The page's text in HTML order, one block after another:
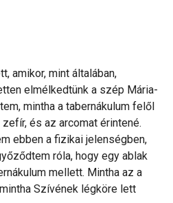
amikor, mint általában,
elmélkedtünk a szép Mária-
mintha a tabernákulum felől
és az arcomat érintené.
ebben a fizikai jelenségben,
róla, hogy egy ablak
mellett. Mintha az a
Szívének légköre lett